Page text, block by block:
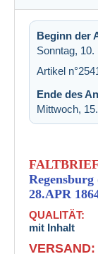
Beginn der
Sonntag,
Artikel
Ende des
Mittwoch,
28.APR
QUALITÄT:
mit Inhalt
VERSAND: